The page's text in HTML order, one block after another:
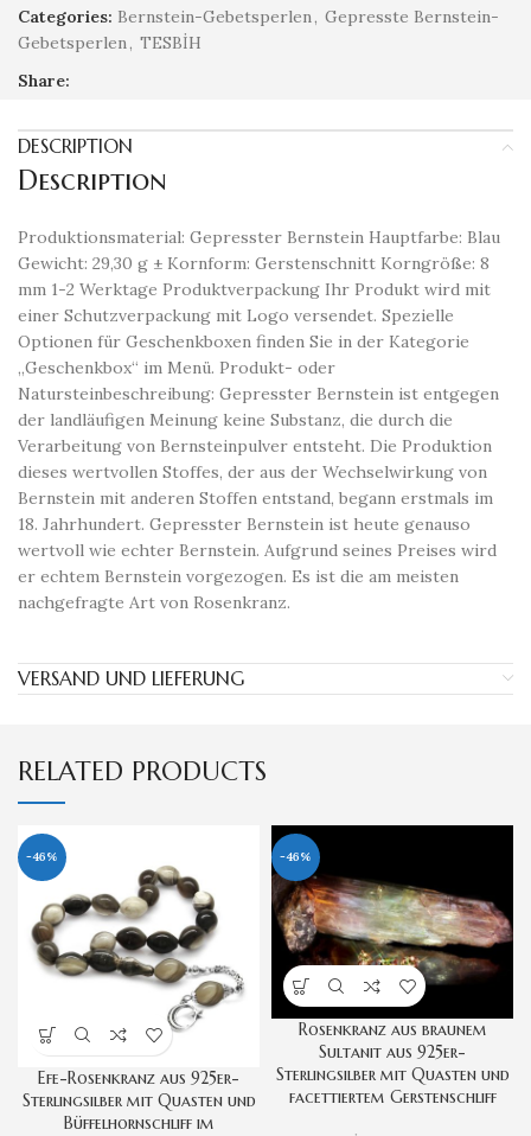
Categories: Bernstein-Gebetsperlen, Gepresste Bernstein-
Gebetsperlen, TESBİH
Share:
DESCRIPTION
Description
Produktionsmaterial: Gepresster Bernstein Hauptfarbe: Blau
Gewicht: 29,30 g ± Kornform: Gerstenschnitt Korngröße: 8
mm 1-2 Werktage Produktverpackung Ihr Produkt wird mit
einer Schutzverpackung mit Logo versendet. Spezielle
Optionen für Geschenkboxen finden Sie in der Kategorie
„Geschenkbox“ im Menü. Produkt- oder
Natursteinbeschreibung: Gepresster Bernstein ist entgegen
der landläufigen Meinung keine Substanz, die durch die
Verarbeitung von Bernsteinpulver entsteht. Die Produktion
dieses wertvollen Stoffes, der aus der Wechselwirkung von
Bernstein mit anderen Stoffen entstand, begann erstmals im
18. Jahrhundert. Gepresster Bernstein ist heute genauso
wertvoll wie echter Bernstein. Aufgrund seines Preises wird
er echtem Bernstein vorgezogen. Es ist die am meisten
nachgefragte Art von Rosenkranz.
VERSAND UND LIEFERUNG
RELATED PRODUCTS
-46%
Efe-Rosenkranz aus 925er-
Sterlingsilber mit Quasten und
Büffelhornschliff im
-46%
Rosenkranz aus braunem
Sultanit aus 925er-
Sterlingsilber mit Quasten und
facettiertem Gerstenschliff